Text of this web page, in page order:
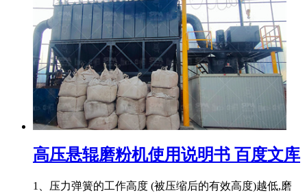
高压悬辊磨粉机使用说明书 百度文库
1、压力弹簧的工作高度 (被压缩后的有效高度)越低,磨